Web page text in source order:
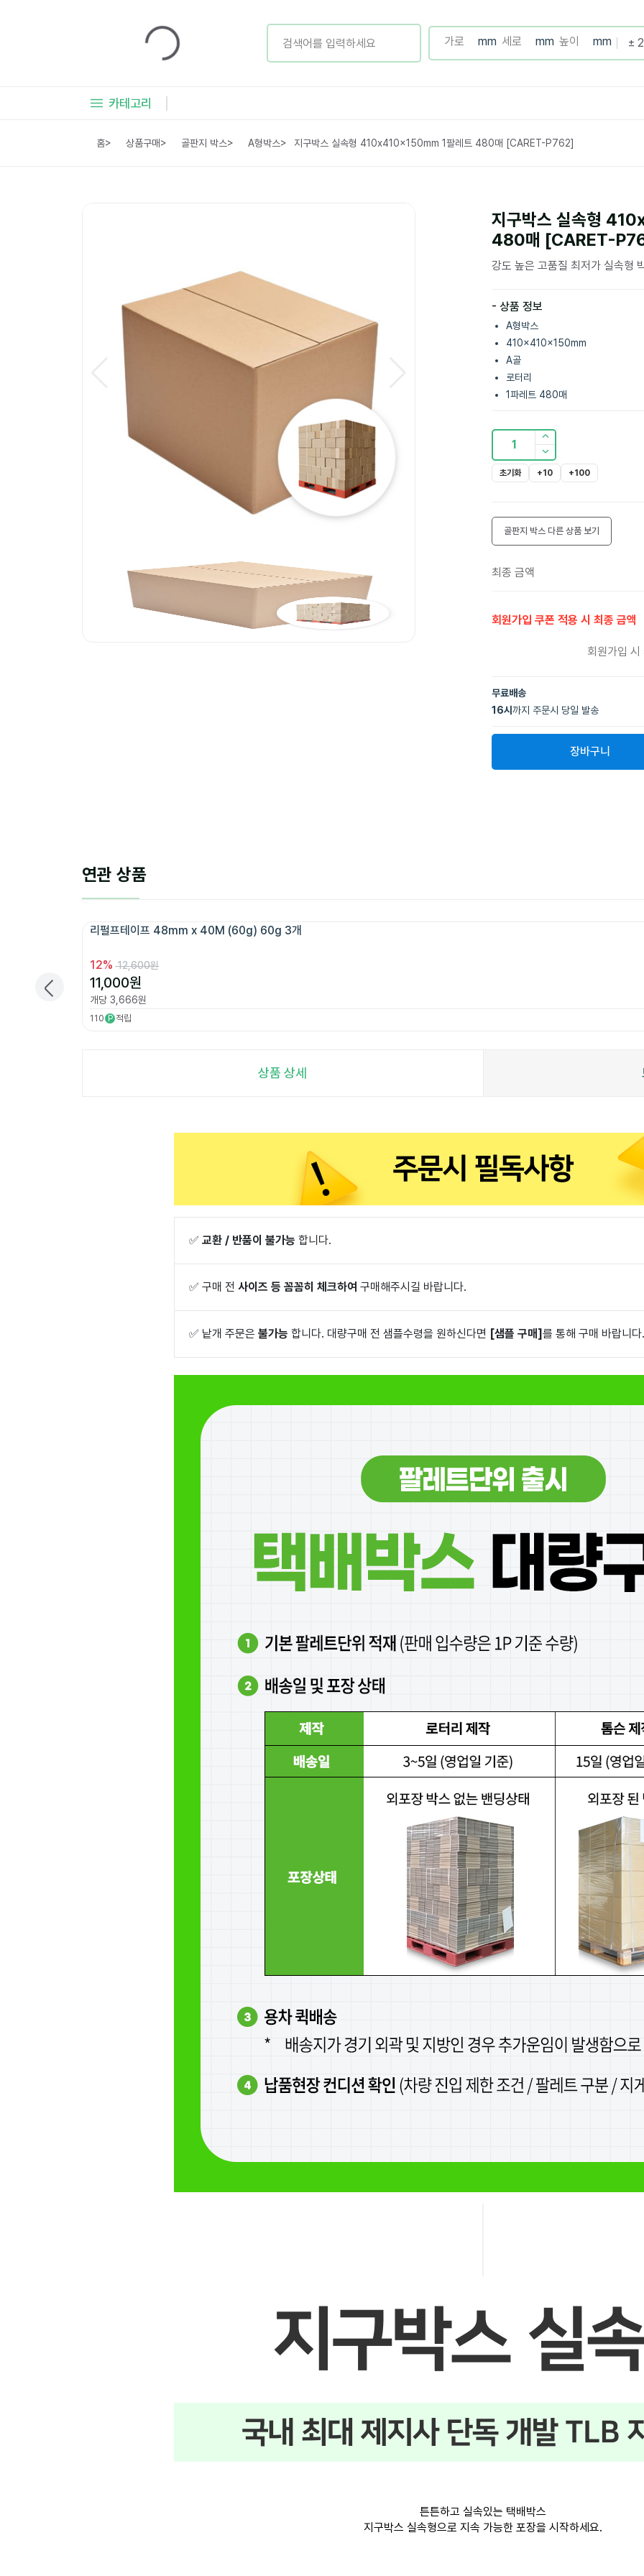
카테고리
홈> 상품구매> 골판지 박스> A형박스> 지구박스 실속형 410x410x150mm 1팔레트 480매 [CARET-P762]
지구박스 실속형
480매 [CARET-
강도 높은 고품질 최저가 실속형
- 상품 정보
A형박스
410x410x150mm
A골
로터리
1파레트 480매
1
초기화 +10 +100
골판지 박스 다른 상품 보기
최종 금액
회원가입 쿠폰 적용 시 최종 금액
회원가입
무료배송
16시 까지 주문시 당일 발송
장바구니
연관 상품
12% 12,600원
11,000원
개당 3,666원
110 P 적립
상품 상세
✅ 교환 / 반품이 불가능 합니다.
✅ 구매 전 사이즈 등 꼼꼼히 체크하여 구매해주시길 바랍니다.
✅ 낱개 주문은 불가능 합니다. 대량구매 전 샘플수령을 원하신다면 [샘플 구매]를 통해 구매 바랍니다.
튼튼하고 실속있는 택배박스
지구박스 실속형으로 지속 가능한 포장을 시작하세요.